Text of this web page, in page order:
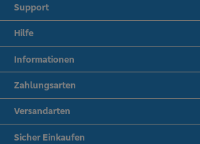
Support
Hilfe
Informationen
Zahlungsarten
Versandarten
Sicher Einkaufen